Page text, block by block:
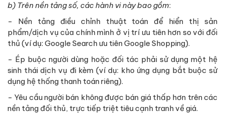
b) Trên nền tảng số, các hành vi này bao gồm:
- Nền tảng điều chỉnh thuật toán để hiển thị sản
phẩm/dịch vụ của chính mình ở vị trí ưu tiên hơn so với đối
thủ (ví dụ: Google Search ưu tiên Google Shopping).
- Ép buộc người dùng hoặc đối tác phải sử dụng một hệ
sinh thái dịch vụ đi kèm (ví dụ: kho ứng dụng bắt buộc sử
dụng hệ thống thanh toán riêng).
- Yêu cầu người bán không được bán giá thấp hơn trên các
nền tảng đối thủ, trực tiếp triệt tiêu cạnh tranh về giá.